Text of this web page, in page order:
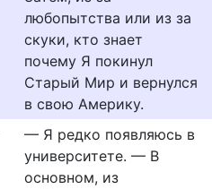
любопытства или из за
скуки, кто знает
почему Я покинул
Старый Мир и вернулся
в свою Америку.
— Я редко появляюсь в
университете. — В
основном, из